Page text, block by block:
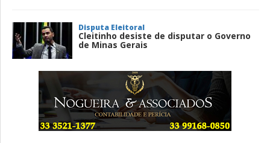
Disputa Eleitoral
Cleitinho desiste de disputar o Governo
de Minas Gerais
Entenda
Pix Pensão Alimentícia: entenda o que é
e como solicitar